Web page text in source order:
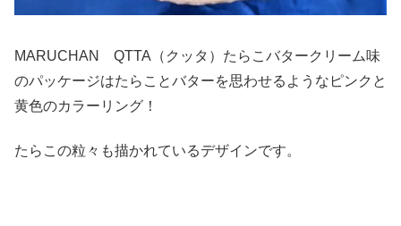
MARUCHAN QTTA（クッタ）たらこバタークリーム味
のパッケージはたらことバターを思わせるようなピンクと
黄色のカラーリング！
たらこの粒々も描かれているデザインです。